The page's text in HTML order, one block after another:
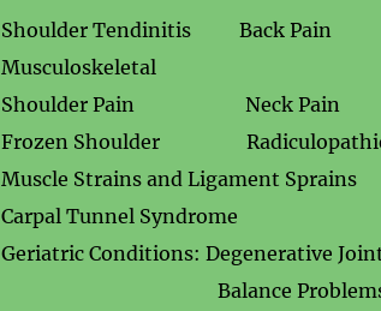
Shoulder Tendinitis Back
Musculoskeletal
Shoulder Pain Neck Pain
Frozen Shoulder
Muscle Strains and Ligament
Carpal Tunnel Syndrome
Geriatric Conditions: Degenerative
Balance Problems-